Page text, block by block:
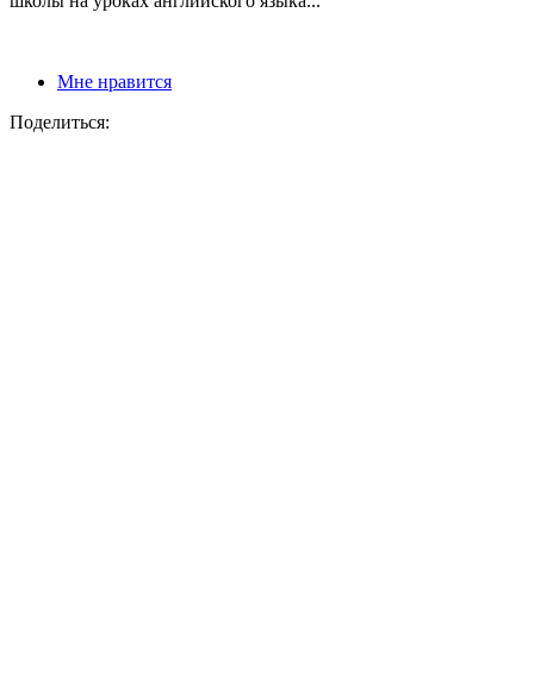
Мне нравится
Поделиться: